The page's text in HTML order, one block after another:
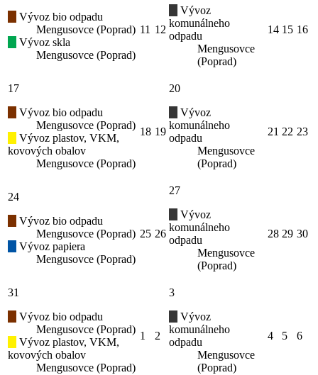
Vývoz bio odpadu
Mengusovce (Poprad)
Vývoz skla
Mengusovce (Poprad)
11 12
Vývoz
komunálneho
odpadu
Mengusovce
(Poprad)
14 15 16
17
Vývoz bio odpadu
Mengusovce (Poprad)
Vývoz plastov, VKM,
kovových obalov
Mengusovce (Poprad)
18 19
20
Vývoz
komunálneho
odpadu
Mengusovce
(Poprad)
21 22 23
24
Vývoz bio odpadu
Mengusovce (Poprad)
Vývoz papiera
Mengusovce (Poprad)
25 26
27
Vývoz
komunálneho
odpadu
Mengusovce
(Poprad)
28 29 30
31
Vývoz bio odpadu
Mengusovce (Poprad)
Vývoz plastov, VKM,
kovových obalov
Mengusovce (Poprad)
1 2
3
Vývoz
komunálneho
odpadu
Mengusovce
(Poprad)
4 5 6